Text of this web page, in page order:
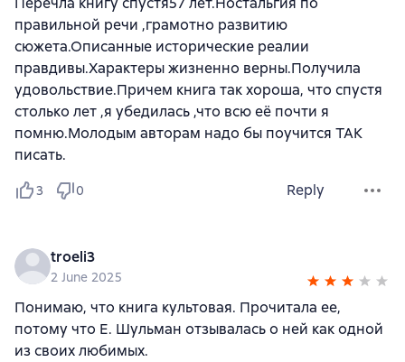
правильной речи ,грамотно развитию
сюжета.Описанные исторические реалии
правдивы.Характеры жизненно верны.Получила
удовольствие.Причем книга так хороша, что спустя
столько лет ,я убедилась ,что всю её почти я
помню.Молодым авторам надо бы поучится ТАК
писать.
3 0 Reply
troeli3
2 June 2025
Понимаю, что книга культовая. Прочитала ее,
потому что Е. Шульман отзывалась о ней как одной
из своих любимых.